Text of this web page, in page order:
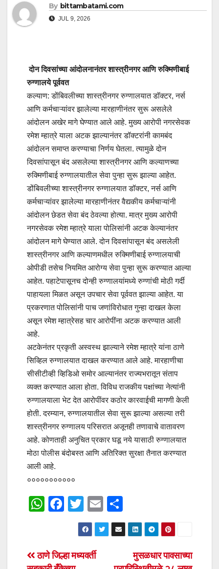
By bittambatami.com
JUL 9, 2026
दोन दिवसांच्या आंदोलनानंतर शास्त्रीनगर आणि रुक्मिणीबाई
रुग्णालये पूर्ववत
कल्याण: डोंबिवलीच्या शास्त्रीनगर रुग्णालयात डॉक्टर, नर्स
आणि कर्मचाऱ्यांवर झालेल्या मारहाणीनंतर सुरू असलेले
आंदोलन अखेर मागे घेण्यात आले आहे. मुख्य आरोपी नगरसेवक
रमेश म्हात्रे याला अटक झाल्यानंतर डॉक्टरांनी कामबंद
आंदोलन समाप्त करण्याचा निर्णय घेतला. त्यामुळे दोन
दिवसांपासून बंद असलेल्या शास्त्रीनगर आणि कल्याणच्या
रुक्मिणीबाई रुग्णालयातील सेवा पुन्हा सुरू झाल्या आहेत.
डोंबिवलीच्या शास्त्रीनगर रुग्णालयात डॉक्टर, नर्स आणि
कर्मचाऱ्यांवर झालेल्या मारहाणीनंतर वैद्यकीय कर्मचाऱ्यांनी
आंदोलन छेडत सेवा बंद ठेवल्या होत्या. मात्र मुख्य आरोपी
नगरसेवक रमेश म्हात्रे याला पोलिसांनी अटक केल्यानंतर
आंदोलन मागे घेण्यात आले. दोन दिवसांपासून बंद असलेली
शास्त्रीनगर आणि कल्याणमधील रुक्मिणीबाई रुग्णालयाची
ओपीडी तसेच नियमित आरोग्य सेवा पुन्हा सुरू करण्यात आल्या
आहेत. पहाटेपासूनच दोन्ही रुग्णालयांमध्ये रुग्णांची मोठी गर्दी
पाहायला मिळत असून उपचार सेवा पूर्ववत झाल्या आहेत. या
प्रकरणात पोलिसांनी पाच जणांविरोधात गुन्हा दाखल केला
असून रमेश म्हात्रेसह चार आरोपींना अटक करण्यात आली
आहे.
अटकेनंतर प्रकृती अस्वस्थ झाल्याने रमेश म्हात्रे यांना ठाणे
सिव्हिल रुग्णालयात दाखल करण्यात आले आहे. मारहाणीचा
सीसीटीव्ही व्हिडिओ समोर आल्यानंतर राज्यभरातून संताप
व्यक्त करण्यात आला होता. विविध राजकीय पक्षांच्या नेत्यांनी
रुग्णालयाला भेट देत आरोपींवर कठोर कारवाईची मागणी केली
होती. दरम्यान, रुग्णालयातील सेवा सुरू झाल्या असल्या तरी
शास्त्रीनगर रुग्णालय परिसरात अजूनही तणावाचे वातावरण
आहे. कोणताही अनुचित प्रकार घडू नये यासाठी रुग्णालयात
मोठा पोलीस बंदोबस्त आणि अतिरिक्त सुरक्षा तैनात करण्यात
आली आहे.
०००००००००००
W
s
F
e
T
wi
tt
er
E
m
ail
h
ar
Post
मुसळधार पावसाच्या
ठाणे जिल्हा मध्यवर्ती